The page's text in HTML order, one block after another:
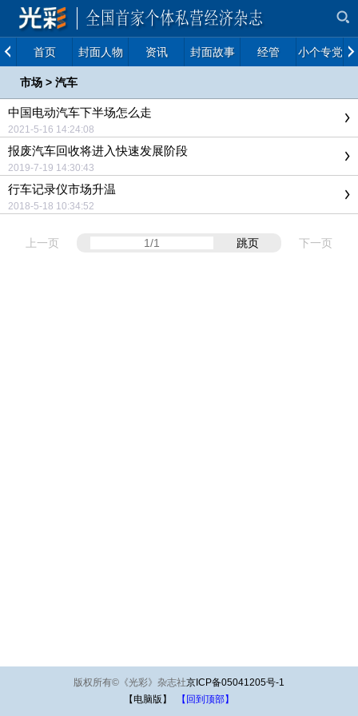
首页 封面人物 资讯 封面故事 经管 小个专党建
市场 > 汽车
中国电动汽车下半场怎么走
2021-5-16 14:24:08
报废汽车回收将进入快速发展阶段
2019-7-19 14:30:43
行车记录仪市场升温
2018-5-18 10:34:52
上一页 跳页 下一页
版权所有© 《光彩》杂志社京ICP备05041205号-1
【电脑版】
【回到顶部】